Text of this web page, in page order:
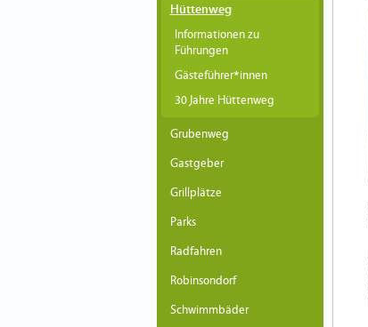
Hüttenweg
Informationen zu
Führungen
Gästeführer*innen
30 Jahre Hüttenweg
Grubenweg
Gastgeber
Grillplätze
Parks
Radfahren
Robinsondorf
Schwimmbäder